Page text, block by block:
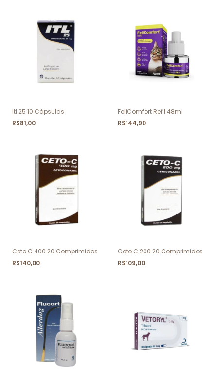
Itl 25 10 Cápsulas
R$81,00
FeliComfort Refil 48ml
R$144,90
Ceto C 400 20 Comprimidos
R$140,00
Ceto C 200 20 Comprimidos
R$109,00